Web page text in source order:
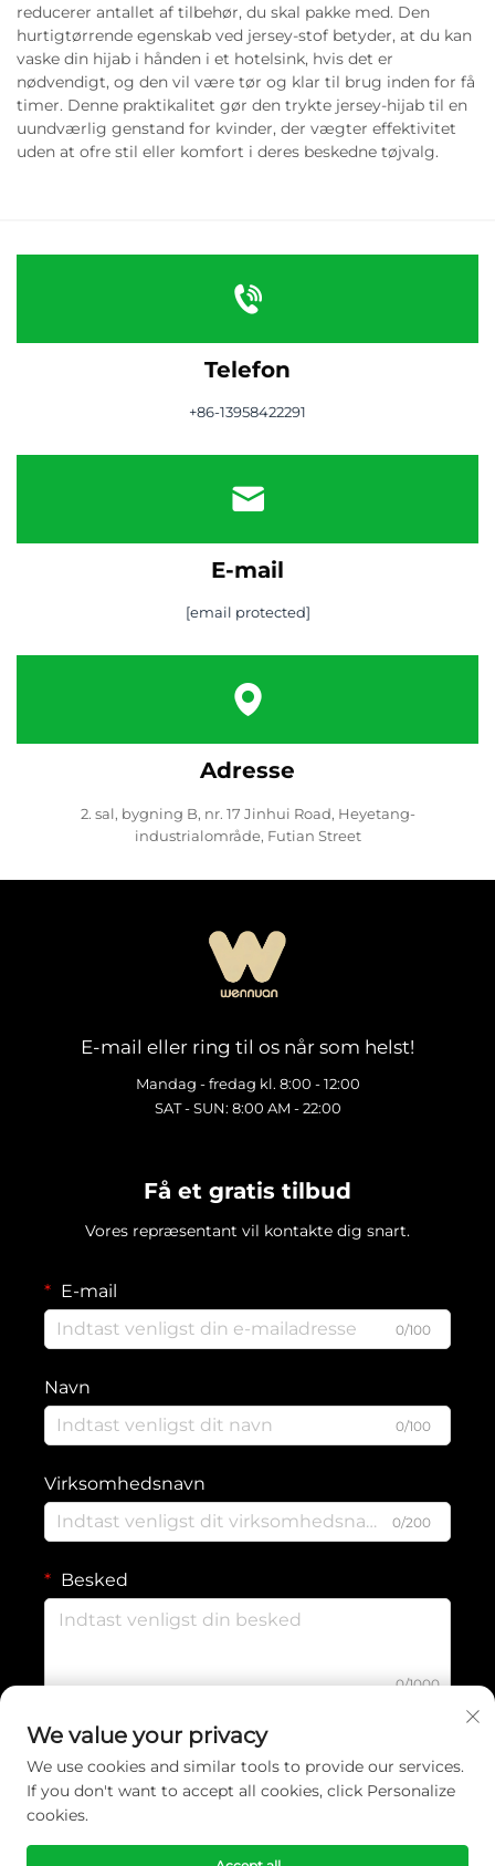
reducerer antallet af tilbehør, du skal pakke med. Den
hurtigtørrende egenskab ved jersey-stof betyder, at du kan
vaske din hijab i hånden i et hotelsink, hvis det er
nødvendigt, og den vil være tør og klar til brug inden for få
timer. Denne praktikalitet gør den trykte jersey-hijab til en
uundværlig genstand for kvinder, der vægter effektivitet
uden at ofre stil eller komfort i deres beskedne tøjvalg.
Telefon
+86-13958422291
E-mail
[email protected]
Adresse
2. sal, bygning B, nr. 17 Jinhui Road, Heyetang-
industrialområde, Futian Street
E-mail eller ring til os når som helst!
Mandag - fredag kl. 8:00 - 12:00
SAT - SUN: 8:00 AM - 22:00
Få et gratis tilbud
Vores repræsentant vil kontakte dig snart.
E-mail
0/100
Navn
0/100
Virksomhedsnavn
0/200
Besked
0/1000
Indsend
Ophavsret © 2026 Yiwu Wennuan Clothing Co., Ltd. Alle rettigheder
forbeholdes. -Privatlivspolitik
We value your privacy
We use cookies and similar tools to provide our services.
If you don't want to accept all cookies, click Personalize
cookies.